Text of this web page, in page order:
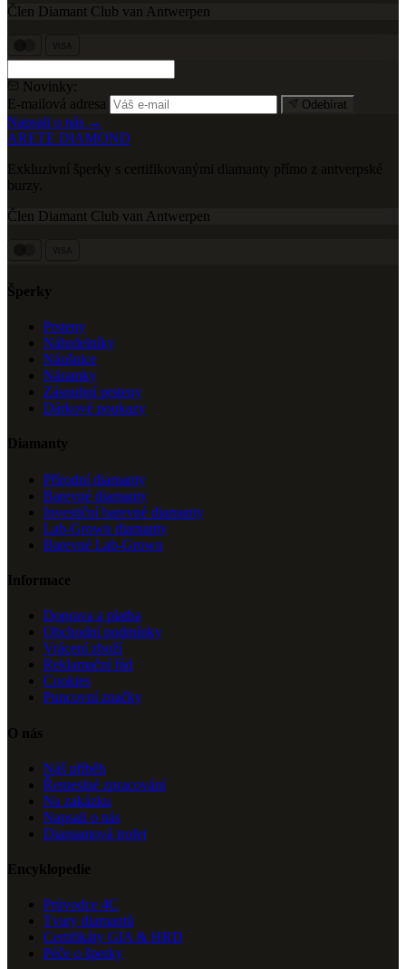
Člen Diamant Club van Antwerpen
Novinky:
E-mailová adresa
Odebírat
Napsali o nás →
ARETE DIAMOND
Exkluzivní šperky s certifikovanými diamanty přímo z antverpské
burzy.
Člen Diamant Club van Antwerpen
Šperky
Prsteny
Náhrdelníky
Náušnice
Náramky
Zásnubní prsteny
Dárkové poukazy
Diamanty
Přírodní diamanty
Barevné diamanty
Investiční barevné diamanty
Lab-Grown diamanty
Barevné Lab-Grown
Informace
Doprava a platba
Obchodní podmínky
Vrácení zboží
Reklamační řád
Cookies
Puncovní značky
O nás
Náš příběh
Řemeslné zpracování
Na zakázku
Napsali o nás
Diamantová trofej
Encyklopedie
Průvodce 4C
Tvary diamantů
Certifikáty GIA & HRD
Péče o šperky